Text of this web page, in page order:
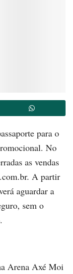
para o
No
as vendas
A partir
aguardar a
sem o
Arena Axé Moi